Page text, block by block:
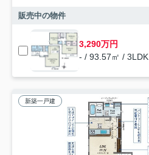
販売中の物件
3,290万円
- / 93.57㎡ / 3LDK
新築一戸建